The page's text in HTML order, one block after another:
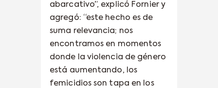
abarcativo”, explicó Fornier y
agregó: “este hecho es de
suma relevancia; nos
encontramos en momentos
donde la violencia de género
está aumentando, los
femicidios son tapa en los